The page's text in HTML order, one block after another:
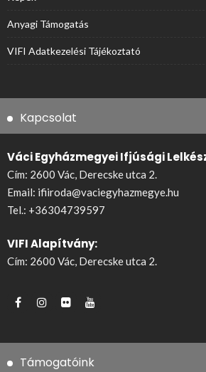
Anyagi Támogatás
VIFI Adatkezelési Tájékoztató
Kapcsolat
Váci Egyházmegyei Ifjúsági
Cím: 2600 Vác, Derecske utca 2.
Email: ifiiroda@vaciegyhazmegye.hu
Tel.: +36304739597
VIFI Alapítvány:
Cím: 2600 Vác, Derecske utca 2.
Támogatóink